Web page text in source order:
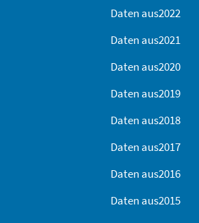
Daten aus2022
Daten aus2021
Daten aus2020
Daten aus2019
Daten aus2018
Daten aus2017
Daten aus2016
Daten aus2015